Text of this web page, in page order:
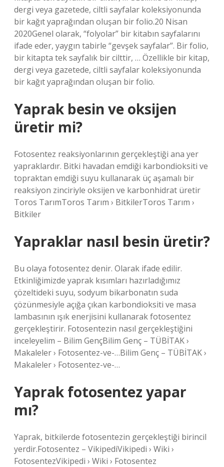
dergi veya gazetede, ciltli sayfalar koleksiyonunda
bir kağıt yaprağından oluşan bir folio.20 Nisan
2020Genel olarak, “folyolar” bir kitabın sayfalarını
ifade eder, yaygın tabirle “gevşek sayfalar”. Bir folio,
bir kitapta tek sayfalık bir cilttir, … Özellikle bir kitap,
dergi veya gazetede, ciltli sayfalar koleksiyonunda
bir kağıt yaprağından oluşan bir folio.
Yaprak besin ve oksijen
üretir mi?
Fotosentez reaksiyonlarının gerçekleştiği ana yer
yapraklardır. Bitki havadan emdiği karbondioksiti ve
topraktan emdiği suyu kullanarak üç aşamalı bir
reaksiyon zinciriyle oksijen ve karbonhidrat üretir
Toros TarımToros Tarım › BitkilerToros Tarım ›
Bitkiler
Yapraklar nasıl besin üretir?
Bu olaya fotosentez denir. Olarak ifade edilir.
Etkinliğimizde yaprak kısımları hazırladığımız
çözeltideki suyu, sodyum bikarbonatın suda
çözünmesiyle açığa çıkan karbondioksiti ve masa
lambasının ışık enerjisini kullanarak fotosentez
gerçekleştirir. Fotosentezin nasıl gerçekleştiğini
inceleyelim – Bilim GençBilim Genç – TÜBİTAK ›
Makaleler › Fotosentez-ve-…Bilim Genç – TÜBİTAK ›
Makaleler › Fotosentez-ve-…
Yaprak fotosentez yapar
mı?
Yaprak, bitkilerde fotosentezin gerçekleştiği birincil
yerdir.Fotosentez – VikipediVikipedi › Wiki ›
FotosentezVikipedi › Wiki › Fotosentez